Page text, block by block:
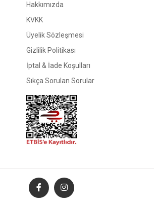
Hakkımızda
KVKK
Üyelik Sözleşmesi
Gizlilik Politikası
İptal & İade Koşulları
Sıkça Sorulan Sorular